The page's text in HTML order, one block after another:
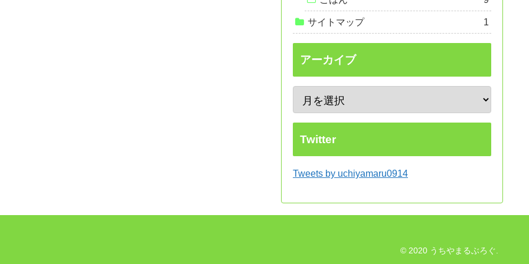
サイトマップ 1
アーカイブ
Twitter
Tweets by uchiyamaru0914
© 2020 うちやまるぶろぐ.